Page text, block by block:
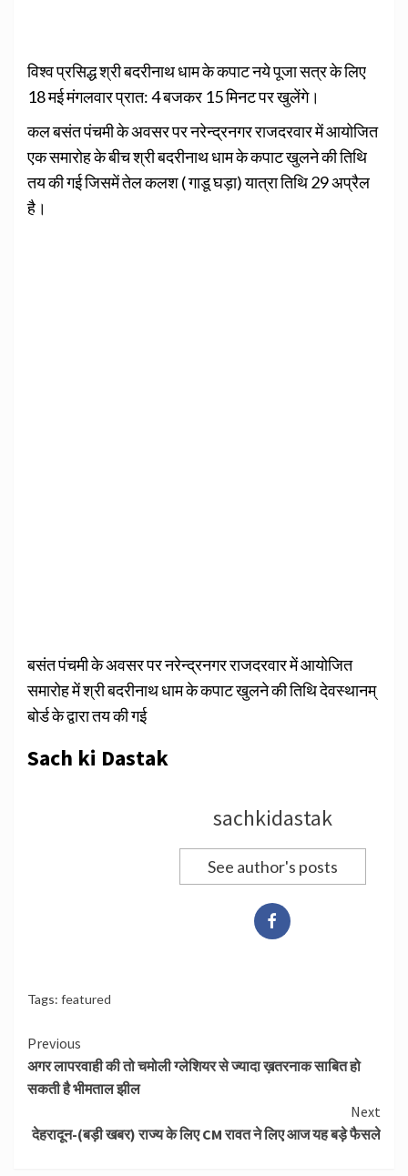
विश्व प्रसिद्ध श्री बदरीनाथ धाम के कपाट नये पूजा सत्र के लिए
18 मई मंगलवार प्रात: 4 बजकर 15 मिनट पर खुलेंगे।
कल बसंत पंचमी के अवसर पर नरेन्द्रनगर राजदरवार में आयोजित
एक समारोह के बीच श्री बदरीनाथ धाम के कपाट खुलने की तिथि
तय की गई जिसमें तेल कलश ( गाडू घड़ा) यात्रा तिथि 29 अप्रैल
है।
बसंत पंचमी के अवसर पर नरेन्द्रनगर राजदरवार में आयोजित
समारोह में श्री बदरीनाथ धाम के कपाट खुलने की तिथि देवस्थानम्
बोर्ड के द्वारा तय की गई
Sach ki Dastak
sachkidastak
See author's posts
Tags: featured
Continue
Reading
Previous
अगर लापरवाही की तो चमोली ग्लेशियर से ज्यादा ख़तरनाक साबित हो
सकती है भीमताल झील
Next
देहरादून-(बड़ी खबर) राज्य के लिए CM रावत ने लिए आज यह बड़े फैसले